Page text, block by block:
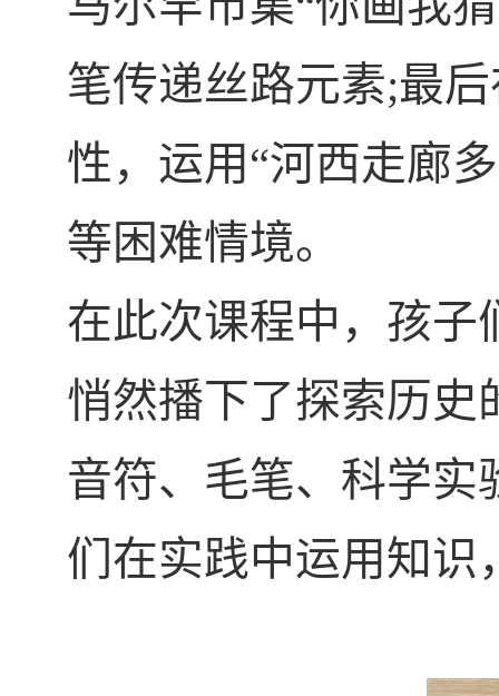
笔传递丝路元素;最
性，运用“河西走廊
等困难情境。
在此次课程中，孩子
悄然播下了探索历史
音符、毛笔、科学实
们在实践中运用知识